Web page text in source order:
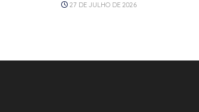
27 DE JULHO DE 2026